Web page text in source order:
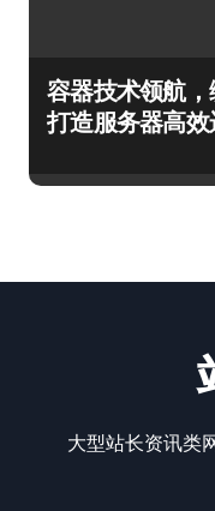
容器技术领航，
打造服务器高
大型站长资讯类